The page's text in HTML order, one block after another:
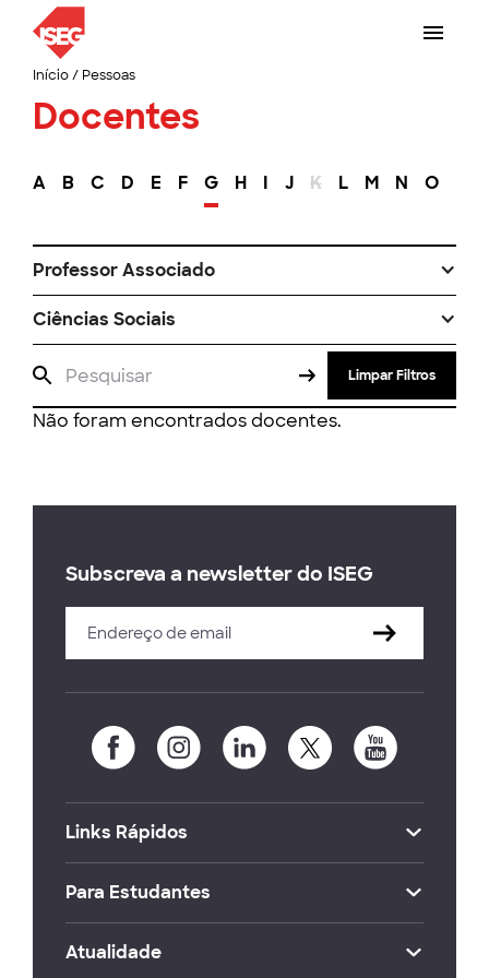
Início/ Pessoas
Docentes
A B C D E F G H I J K L M N O
Professor Associado
Ciências Sociais
Limpar Filtros
Não foram encontrados docentes.
Subscreva a newsletter do ISEG
Links Rápidos
Para Estudantes
Atualidade